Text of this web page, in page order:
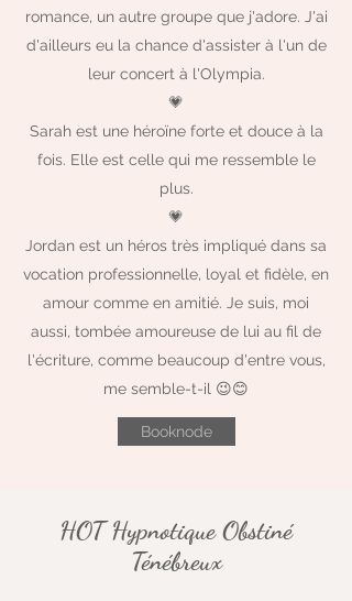
romance, un autre groupe que j'adore. J'ai
d'ailleurs eu la chance d'assister à l'un de
leur concert à l'Olympia.
💗
Sarah est une héroïne forte et douce à la
fois. Elle est celle qui me ressemble le
plus.
💗
Jordan est un héros très impliqué dans sa
vocation professionnelle, loyal et fidèle, en
amour comme en amitié. Je suis, moi
aussi, tombée amoureuse de lui au fil de
l'écriture, comme beaucoup d'entre vous,
me semble-t-il 😉😊
Booknode
HOT Hypnotique Obstiné
Ténébreux